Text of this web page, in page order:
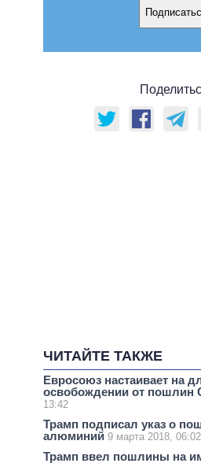
ЧИТАЙТЕ ТАКЖЕ
Евросоюз настаивает на
освобождении от
13:42
Трамп подписал указ о
алюминий 9 марта 2018, 06:02
Трамп ввел пошлины на